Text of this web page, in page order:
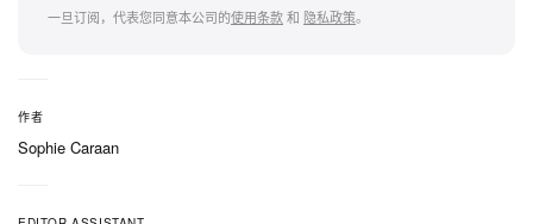
敛。原本容易联想到的鲜明狩猎色被按下暂停，改以
道。
衫外套，灵感直接取自 Kenya 传统服饰，将四种各
一旦订阅，代表您同意本公司的使用条款和 隐私政策。
作者
Sophie Caraan